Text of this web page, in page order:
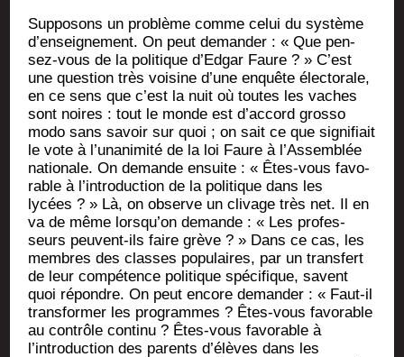
Sup­po­sons un pro­blème comme celui du sys­tème
d’enseignement. On peut deman­der : « Que pen­
sez-vous de la poli­tique d’Edgar Faure ? » C’est
une ques­tion très voi­sine d’une enquête élec­to­rale,
en ce sens que c’est la nuit où toutes les vaches
sont noires : tout le monde est d’accord gros­so
modo sans savoir sur quoi ; on sait ce que signi­fiait
le vote à l’unanimité de la loi Faure à l’Assemblée
natio­nale. On demande ensuite : « Êtes-vous favo­
rable à l’introduction de la poli­tique dans les
lycées ? » Là, on observe un cli­vage très net. Il en
va de même lorsqu’on demande : « Les pro­fes­
seurs peuvent-ils faire grève ? » Dans ce cas, les
membres des classes popu­laires, par un trans­fert
de leur com­pé­tence poli­tique spé­ci­fique, savent
quoi répondre. On peut encore deman­der : « Faut-il
trans­for­mer les pro­grammes ? Êtes-vous favo­rable
au contrôle conti­nu ? Êtes-vous favo­rable à
l’introduction des parents d’élèves dans les